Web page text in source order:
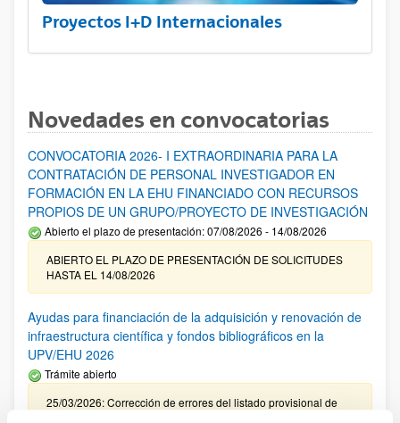
Proyectos I+D Internacionales
Novedades en convocatorias
CONVOCATORIA 2026- I EXTRAORDINARIA PARA LA
CONTRATACIÓN DE PERSONAL INVESTIGADOR EN
FORMACIÓN EN LA EHU FINANCIADO CON RECURSOS
PROPIOS DE UN GRUPO/PROYECTO DE INVESTIGACIÓN
Abierto el plazo de presentación: 07/08/2026 - 14/08/2026
ABIERTO EL PLAZO DE PRESENTACIÓN DE SOLICITUDES
HASTA EL 14/08/2026
Ayudas para financiación de la adquisición y renovación de
infraestructura científica y fondos bibliográficos en la
UPV/EHU 2026
Trámite abierto
25/03/2026: Corrección de errores del listado provisional de